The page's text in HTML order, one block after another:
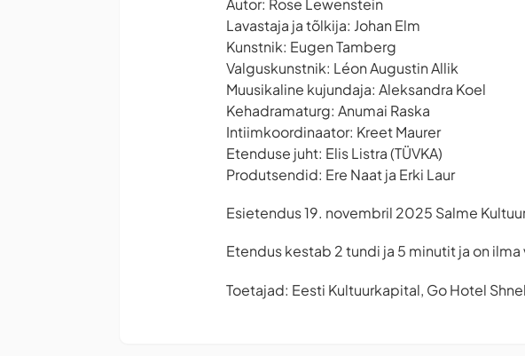
Autor: Rose Lewenstein
Lavastaja ja tõlkija: Johan Elm
Kunstnik: Eugen Tamberg
Valguskunstnik: Léon Augustin Allik
Muusikaline kujundaja: Aleksandra Koel
Kehadramaturg: Anumai Raska
Intiimkoordinaator: Kreet Maurer
Etenduse juht: Elis Listra (TÜVKA)
Produtsendid: Ere Naat ja Erki Laur
Esietendus 19. novembril 2025 Salme
Etendus kestab 2 tundi ja 5 minutit ja on ilma
Toetajad: Eesti Kultuurkapital, Go Hotel